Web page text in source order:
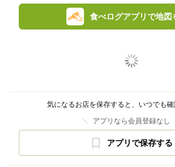
食べログアプリで地図
気になるお店を保存すると、いつでも確
アプリなら会員登録なし
アプリで保存する